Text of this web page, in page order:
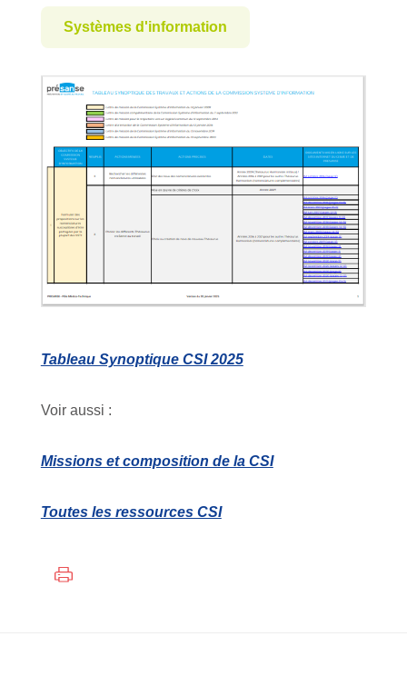
Systèmes d'information
Tableau Synoptique CSI 2025
Voir aussi :
Missions et composition de la CSI
Toutes les ressources CSI